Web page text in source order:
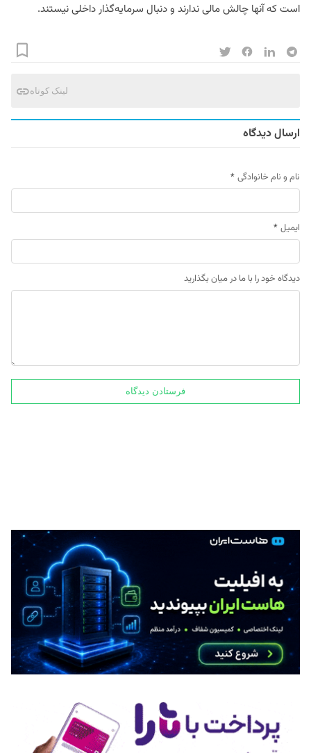
است که آنها چالش مالی ندارند و دنبال سرمایه‌گذار داخلی نیستند.
لینک کوتاه
ارسال دیدگاه
نام و نام خانوادگی *
ایمیل *
دیدگاه خود را با ما در میان بگذارید